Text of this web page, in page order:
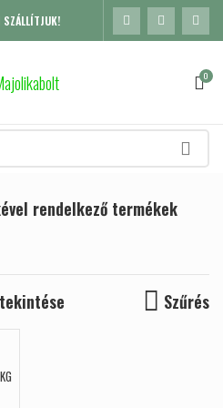
SZÁLLÍTJUK!
0
rendelkező termékek
Szűrés